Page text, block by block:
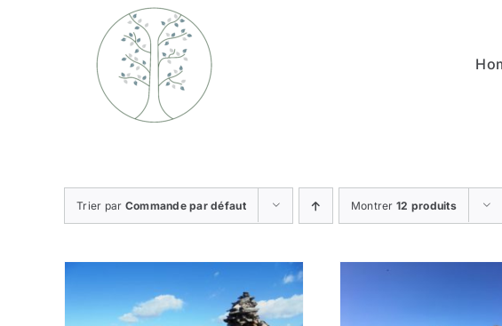
Trier par Commande par défaut Montrer12 produits